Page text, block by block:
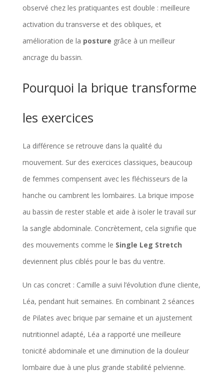
observé chez les pratiquantes est double : meilleure
activation du transverse et des obliques, et
amélioration de la posture grâce à un meilleur
ancrage du bassin.
Pourquoi la brique transforme
les exercices
La différence se retrouve dans la qualité du
mouvement. Sur des exercices classiques, beaucoup
de femmes compensent avec les fléchisseurs de la
hanche ou cambrent les lombaires. La brique impose
au bassin de rester stable et aide à isoler le travail sur
la sangle abdominale. Concrètement, cela signifie que
des mouvements comme le Single Leg Stretch
deviennent plus ciblés pour le bas du ventre.
Un cas concret : Camille a suivi l’évolution d’une cliente,
Léa, pendant huit semaines. En combinant 2 séances
de Pilates avec brique par semaine et un ajustement
nutritionnel adapté, Léa a rapporté une meilleure
tonicité abdominale et une diminution de la douleur
lombaire due à une plus grande stabilité pelvienne.